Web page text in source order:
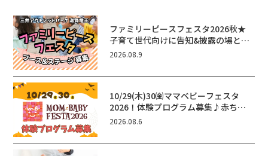
ファミリーピースフェスタ2026秋★
子育て世代向けに告知&披露の場とし
て♪ステージ又はブース出店しません
2026.08.9
10/29(木)30㈮ママベビーフェスタ
2026！体験プログラム募集♪赤ちゃ
ん向けイベントに出演しませんか？
2026.08.6